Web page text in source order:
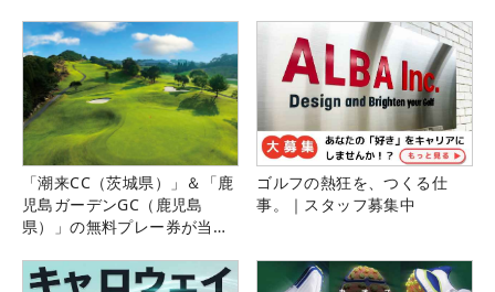
「潮来CC（茨城県）」＆「鹿
児島ガーデンGC（鹿児島
県）」の無料プレー券が当た
ゴルフの熱狂を、つくる仕
事。｜スタッフ募集中